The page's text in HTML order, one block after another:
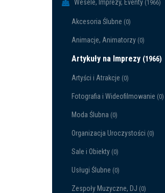
Wesele, Imprezy, Eventy (1966)
Akcesoria Ślubne (0)
Animacje, Animatorzy (0)
Artykuły na Imprezy (1966)
Artyści i Atrakcje (0)
Fotografia i Wideofilmowanie (0)
Moda Ślubna (0)
Organizacja Uroczystości (0)
Sale i Obiekty (0)
Usługi Ślubne (0)
Zespoły Muzyczne, DJ (0)